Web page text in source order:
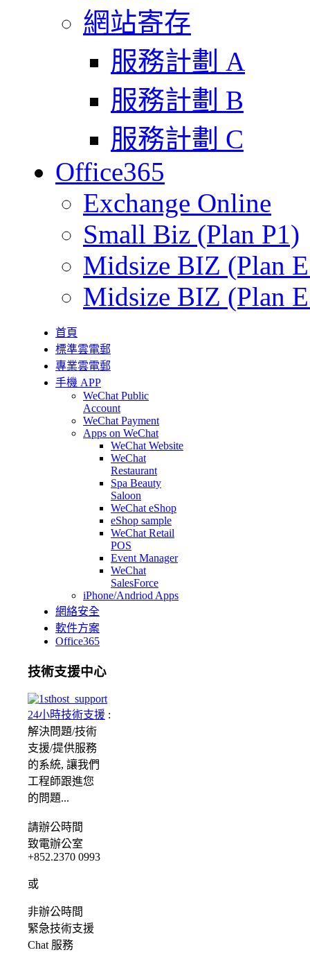
網站寄存
服務計劃 A
服務計劃 B
服務計劃 C
Office365
Exchange Online
Small Biz (Plan P1)
Midsize BIZ (Plan
Midsize BIZ (Plan
首頁
標準雲電郵
專業雲電郵
手機 APP
WeChat Public
Account
WeChat Payment
Apps on WeChat
WeChat Website
WeChat
Restaurant
Spa Beauty
Saloon
WeChat eShop
eShop sample
WeChat Retail
POS
Event Manager
WeChat
SalesForce
iPhone/Andriod Apps
網絡安全
軟件方案
Office365
技術支援中心
24小時技術支援 :
解決問題/技術
支援/提供服務
的系統, 讓我們
工程師跟進您
的問題...
請辦公時間
致電辦公室
+852.2370 0993
或
非辦公時間
緊急技術支援
Chat 服務